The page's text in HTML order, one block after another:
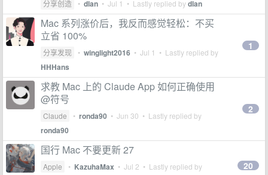
分享创造 • dlan • Jul 1 • Lastly replied bydlan
Mac 系列涨价后，我反而感觉轻松：不买
立省 100%
分享发现 • winglight2016 • Jul 1 • Lastly replied by
HHHans
1
求教 Mac 上的 Claude App 如何正确使用
@符号
Claude • ronda90 • Jun 30 • Lastly replied by
ronda90
2
国行 Mac 不要更新 27
Apple • KazuhaMax • Jul 2 • Lastly replied by 20